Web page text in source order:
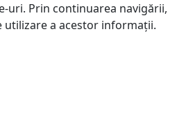
uri. Prin continuarea navigării,
utilizare a acestor informaţii.